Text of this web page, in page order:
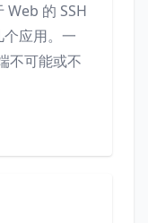
Web 的 SSH
应用。一
不可能或不